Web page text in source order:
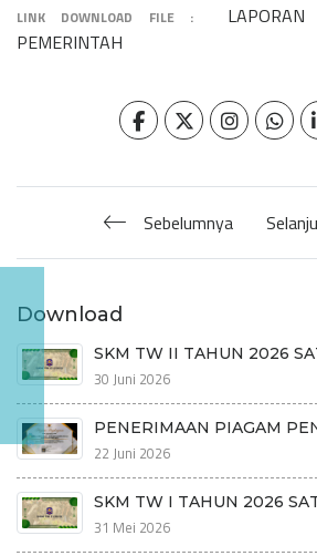
LINK DOWNLOAD FILE :
PEMERINTAH
Sebelumnya
Download
SKM TW II TAHUN 2026
30 Juni 2026
PENERIMAAN PIAGAM
22 Juni 2026
SKM TW I TAHUN 2026
31 Mei 2026